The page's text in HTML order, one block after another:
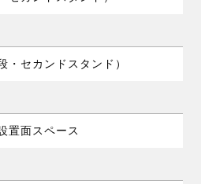
・セカンドスタンド）
置面スペース